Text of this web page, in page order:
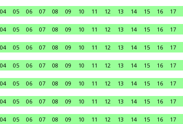
04 05 06 07 08 09 10 11 12 13 14 15 16 17
04 05 06 07 08 09 10 11 12 13 14 15 16 17
04 05 06 07 08 09 10 11 12 13 14 15 16 17
04 05 06 07 08 09 10 11 12 13 14 15 16 17
04 05 06 07 08 09 10 11 12 13 14 15 16 17
04 05 06 07 08 09 10 11 12 13 14 15 16 17
04 05 06 07 08 09 10 11 12 13 14 15 16 17